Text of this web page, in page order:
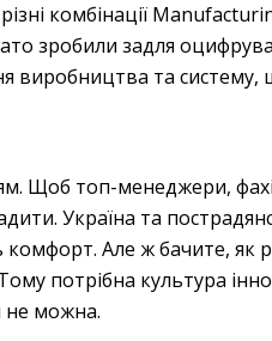
комбінації
зробили задля
виробництва та
Щоб топ-менеджери,
Україна та
Але ж бачите, як
потрібна культура
не можна.